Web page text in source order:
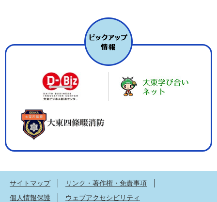
サイトマップ
リンク・著作権・免責事項
個人情報保護
ウェブアクセシビリティ